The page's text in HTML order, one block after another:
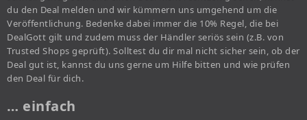
du den Deal melden und wir kümmern uns umgehend um die
Veröffentlichung. Bedenke dabei immer die 10% Regel, die bei
DealGott gilt und zudem muss der Händler seriös sein (z.B. von
Trusted Shops geprüft). Solltest du dir mal nicht sicher sein, ob der
Deal gut ist, kannst du uns gerne um Hilfe bitten und wie prüfen
den Deal für dich.
… einfach